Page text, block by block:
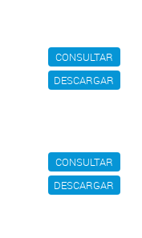
CONSULTAR
DESCARGAR
CONSULTAR
DESCARGAR